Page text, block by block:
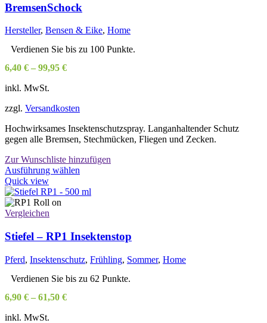
auf
Produktseite
werden
BremsenSchock
Hersteller, Bensen & Eike, Home
Verdienen Sie bis zu 100 Punkte.
6,40 € – 99,95 €
inkl. MwSt.
zzgl. Versandkosten
Hochwirksames Insektenschutzspray. Langanhaltender Schutz
gegen alle Bremsen, Stechmücken, Fliegen und Zecken.
Zur Wunschliste hinzufügen
Ausführung wählen
weist
Die
Optionen
können
auf
der
Quick view
Vergleichen
Stiefel – RP1 Insektenstop
Pferd, Insektenschutz, Frühling, Sommer, Home
Verdienen Sie bis zu 62 Punkte.
6,90 € – 61,50 €
inkl. MwSt.